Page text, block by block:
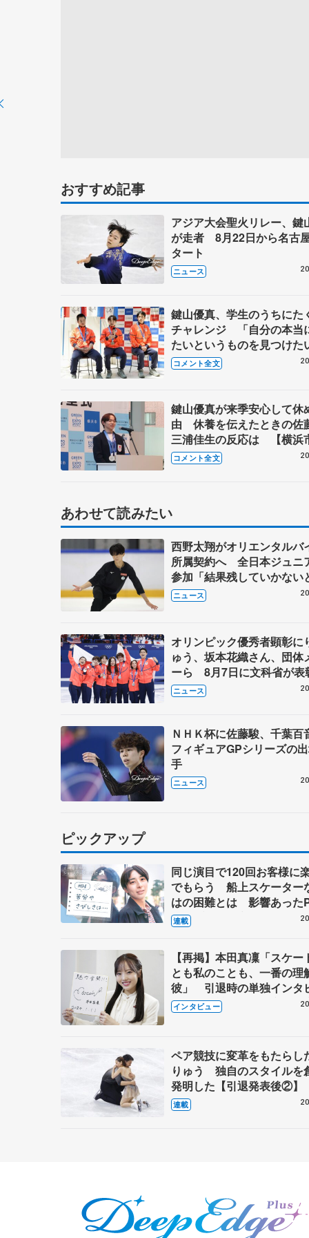
おすすめ記事
アジア大会聖火リレー、鍵
が走者 8月22日から名古
タート
ニュース
鍵山優真、学生のうちにた
チャレンジ 「自分の本当
たいというものを見つけた
【中京大メダリスト報告会
コメント全文
鍵山優真が来季安心して休
由 休養を伝えたときの佐
三浦佳生の反応は 【横浜
ーツ栄誉賞・神奈川県知事
訪問】
コメント全文
あわせて読みたい
西野太翔がオリエンタルバ
所属契約へ 全日本ジュニ
参加「結果残していかな
講師はジェーソン・ブラウ
万佑子は助言感謝
ニュース
オリンピック優秀者顕彰に
ゅう、坂本花織さん、団体
ーら 8月7日に文科省が表
ブルーノ・マルコット、中
らコーチも
ニュース
ＮＨＫ杯に佐藤駿、千葉
フィギュアGPシリーズの
手
ニュース
ピックアップ
同じ演目で120回お客様に
でもらう 船上スケーター
はの困難とは 影響あった
キャプテン松永さんの存在
連載
【再掲】本田真凜「スケー
とも私のことも、一番の理
彼」 引退時の単独インタ
で語った競技人生や家族、
これからの夢…
インタビュー
ペア競技に変革をもたらし
りゅう 独自のスタイルを
発明した【引退発表後②】
連載